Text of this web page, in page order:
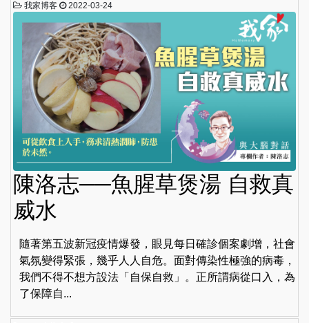
我家博客 2022-03-24
陳洛志──魚腥草煲湯 自救真
威水
隨著第五波新冠疫情爆發，眼見每日確診個案劇增，社會
氣氛變得緊張，幾乎人人自危。面對傳染性極強的病毒，
我們不得不想方設法「自保自救」。正所謂病從口入，為
了保障自...